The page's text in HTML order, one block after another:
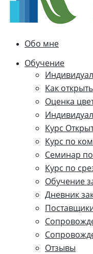
Обо мне
Обучение
Как
Оценка
Курс
Курс по
Семинар
Курс по
Обучение
Дневник
Отзывы